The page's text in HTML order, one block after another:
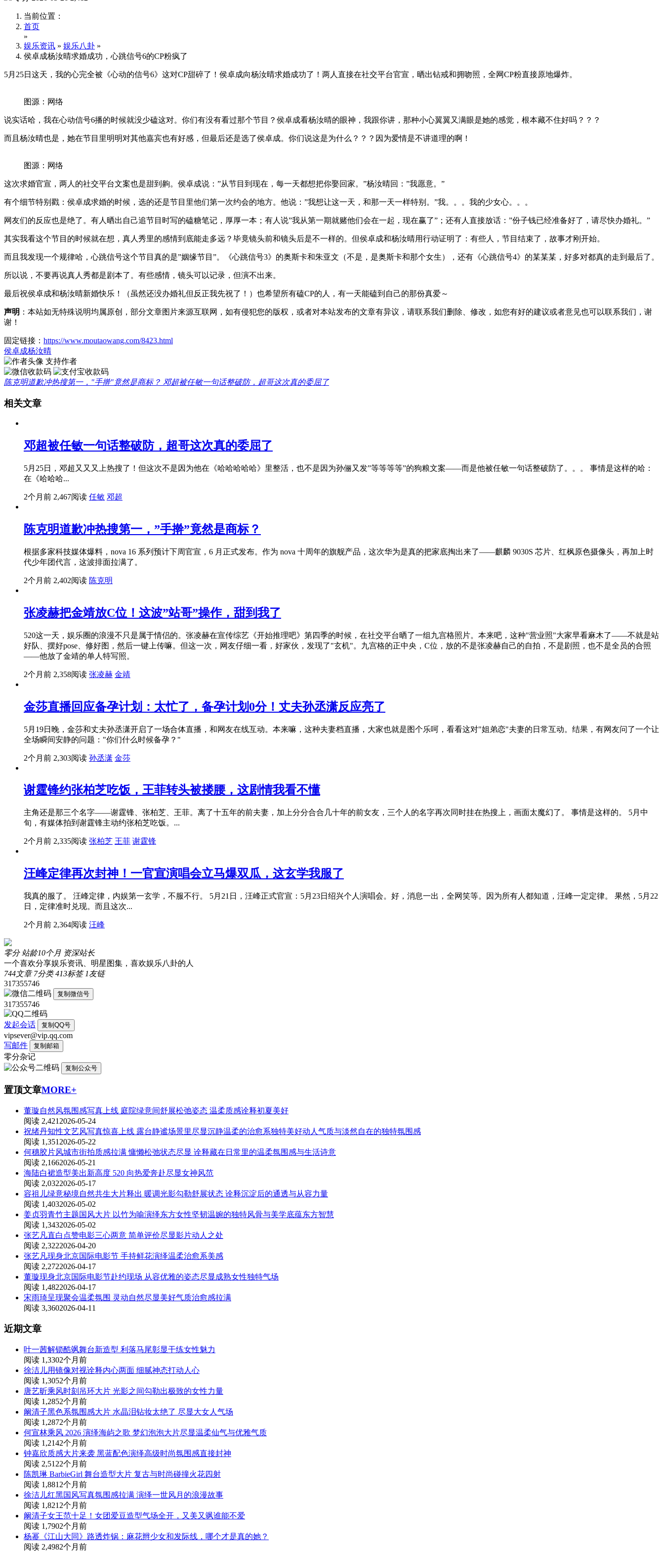
当前位置：
首页
»
娱乐资讯 » 娱乐八卦 »
侯卓成杨汝晴求婚成功，心跳信号6的CP粉疯了
5月25日这天，我的心完全被《心动的信号6》这对CP甜碎了！侯卓成向杨汝晴求婚成功了！两人直接在社交平台官宣，晒出钻戒和拥吻照，全网CP粉直接原地爆炸。
图源：网络
说实话哈，我在心动信号6播的时候就没少磕这对。你们有没有看过那个节目？侯卓成看杨汝晴的眼神，我跟你讲，那种小心翼翼又满眼是她的感觉，根本藏不住好吗？？？
而且杨汝晴也是，她在节目里明明对其他嘉宾也有好感，但最后还是选了侯卓成。你们说这是为什么？？？因为爱情是不讲道理的啊！
图源：网络
这次求婚官宣，两人的社交平台文案也是甜到齁。侯卓成说：”从节目到现在，每一天都想把你娶回家。”杨汝晴回：”我愿意。”
有个细节特别戳：侯卓成求婚的时候，选的还是节目里他们第一次约会的地方。他说：”我想让这一天，和那一天一样特别。”我。。。我的少女心。。。
网友们的反应也是绝了。有人晒出自己追节目时写的磕糖笔记，厚厚一本；有人说”我从第一期就赌他们会在一起，现在赢了”；还有人直接放话：”份子钱已经准备好了，请尽快办婚礼。”
其实我看这个节目的时候就在想，真人秀里的感情到底能走多远？毕竟镜头前和镜头后是不一样的。但侯卓成和杨汝晴用行动证明了：有些人，节目结束了，故事才刚开始。
而且我发现一个规律哈，心跳信号这个节目真的是”姻缘节目”。《心跳信号3》的奥斯卡和朱亚文（不是，是奥斯卡和那个女生），还有《心跳信号4》的某某某，好多对都真的走到最后了。
所以说，不要再说真人秀都是剧本了。有些感情，镜头可以记录，但演不出来。
最后祝侯卓成和杨汝晴新婚快乐！（虽然还没办婚礼但反正我先祝了！）也希望所有磕CP的人，有一天能磕到自己的那份真爱～
声明 ：本站如无特殊说明均属原创，部分文章图片来源互联网，如有侵犯您的版权，或者对本站发布的文章有异议，请联系我们删除、修改，如您有好的建议或者意见也可以联系我们，谢
谢！
固定链接： https://www.moutaowang.com/8423.html
侯卓成杨汝晴
支持作者
陈克明道歉冲热搜第一，"手擀"竟然是商标？ 邓超被任敏一句话整破防，超哥这次真的委屈了
相关文章
邓超被任敏一句话整破防，超哥这次真的委屈了
5月25日，邓超又又又上热搜了！但这次不是因为他在《哈哈哈哈哈》里整活，也不是因为孙俪又发”等等等等”的狗粮文案——而是他被任敏一句话整破防了。。。 事情是这样的哈：
在《哈哈哈...
2个月前 2,467阅读 任敏 邓超
陈克明道歉冲热搜第一，”手擀”竟然是商标？
根据多家科技媒体爆料，nova 16 系列预计下周官宣，6 月正式发布。作为 nova 十周年的旗舰产品，这次华为是真的把家底掏出来了——麒麟 9030S 芯片、红枫原色摄像头，再加上时
代少年团代言，这波排面拉满了。
2个月前 2,402阅读 陈克明
张凌赫把金靖放C位！这波”站哥”操作，甜到我了
520这一天，娱乐圈的浪漫不只是属于情侣的。张凌赫在宣传综艺《开始推理吧》第四季的时候，在社交平台晒了一组九宫格照片。本来吧，这种"营业照"大家早看麻木了——不就是站
好队、摆好pose、修好图，然后一键上传嘛。但这一次，网友仔细一看，好家伙，发现了"玄机"。九宫格的正中央，C位，放的不是张凌赫自己的自拍，不是剧照，也不是全员的合照
——他放了金靖的单人特写照。
2个月前 2,358阅读 张凌赫 金靖
金莎直播回应备孕计划：太忙了，备孕计划0分！丈夫孙丞潇反应亮了
5月19日晚，金莎和丈夫孙丞潇开启了一场合体直播，和网友在线互动。本来嘛，这种夫妻档直播，大家也就是图个乐呵，看看这对"姐弟恋"夫妻的日常互动。结果，有网友问了一个让
全场瞬间安静的问题："你们什么时候备孕？"
2个月前 2,303阅读 孙丞潇 金莎
谢霆锋约张柏芝吃饭，王菲转头被搂腰，这剧情我看不懂
主角还是那三个名字——谢霆锋、张柏芝、王菲。离了十五年的前夫妻，加上分分合合几十年的前女友，三个人的名字再次同时挂在热搜上，画面太魔幻了。 事情是这样的。 5月中
旬，有媒体拍到谢霆锋主动约张柏芝吃饭。...
2个月前 2,335阅读 张柏芝 王菲 谢霆锋
汪峰定律再次封神！一官宣演唱会立马爆双瓜，这玄学我服了
我真的服了。 汪峰定律，内娱第一玄学，不服不行。 5月21日，汪峰正式官宣：5月23日绍兴个人演唱会。好，消息一出，全网笑等。因为所有人都知道，汪峰一定定律。 果然，5月22
日，定律准时兑现。而且这次...
2个月前 2,364阅读 汪峰
零分 站龄10个月 资深站长
一个喜欢分享娱乐资讯、明星图集，喜欢娱乐八卦的人
744文章 7分类 413标签 1友链
317355746
复制微信号
317355746
发起会话 复制QQ号
vipsever@vip.qq.com
写邮件
复制邮箱
零分杂记
复制公众号
置顶文章MORE+
董璇自然风氛围感写真上线 庭院绿意间舒展松弛姿态 温柔质感诠释初夏美好
阅读 2,421 2026-05-24
祝绪丹知性文艺风写真惊喜上线 露台静谧场景里尽显沉静温柔的治愈系独特美好动人气质与淡然自在的独特氛围感
阅读 1,351 2026-05-22
何穗胶片风城市街拍质感拉满 慵懒松弛状态尽显 诠释藏在日常里的温柔氛围感与生活诗意
阅读 2,1662026-05-21
海陆白裙造型美出新高度 520 向热爱奔赴尽显女神风范
阅读 2,0322026-05-17
容祖儿绿意秘境自然共生大片释出 暖调光影勾勒舒展状态 诠释沉淀后的通透与从容力量
阅读 1,4032026-05-02
姜贞羽青竹主题国风大片 以竹为喻演绎东方女性坚韧温婉的独特风骨与美学底蕴东方智慧
阅读 1,3432026-05-02
张艺凡直白点赞电影三心两意 简单评价尽显影片动人之处
阅读 2,3222026-04-20
张艺凡现身北京国际电影节 手持鲜花演绎温柔治愈系美感
阅读 2,2722026-04-17
董璇现身北京国际电影节赴约现场 从容优雅的姿态尽显成熟女性独特气场
阅读 1,4822026-04-17
宋雨琦呈现聚会温柔氛围 灵动自然尽显美好气质治愈感拉满
阅读 3,3602026-04-11
近期文章
叶一茜解锁酷飒舞台新造型 利落马尾彰显干练女性魅力
阅读 1,3302个月前
徐洁儿用镜像对视诠释内心两面 细腻神态打动人心
阅读 1,3052个月前
唐艺昕乘风时刻吊环大片 光影之间勾勒出极致的女性力量
阅读 1,2852个月前
阚清子黑色系氛围感大片 水晶泪钻妆太绝了 尽显大女人气场
阅读 1,2872个月前
何宣林乘风 2026 演绎海屿之歌 梦幻泡泡大片尽显温柔仙气与优雅气质
阅读 1,2142个月前
钟嘉欣质感大片来袭 黑蓝配色演绎高级时尚氛围感直接封神
阅读 2,5122个月前
陈凯琳 BarbieGirl 舞台造型大片 复古与时尚碰撞火花四射
阅读 1,881 2个月前
徐洁儿红黑国风写真氛围感拉满 演绎一世风月的浪漫故事
阅读 1,821 2个月前
阚清子女王范十足！女团爱豆造型气场全开，又美又飒谁能不爱
阅读 1,7902个月前
杨幂《江山大同》路透炸锅：麻花辫少女和发际线，哪个才是真的她？
阅读 2,4982个月前